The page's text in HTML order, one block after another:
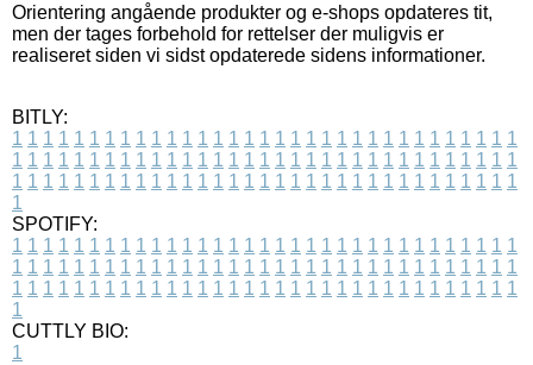
Orientering angående produkter og e-shops opdateres tit,
men der tages forbehold for rettelser der muligvis er
realiseret siden vi sidst opdaterede sidens informationer.
BITLY:
1 1 1 1 1 1 1 1 1 1 1 1 1 1 1 1 1 1 1 1 1 1 1 1 1 1 1 1 1 1 1 1 1
1 1 1 1 1 1 1 1 1 1 1 1 1 1 1 1 1 1 1 1 1 1 1 1 1 1 1 1 1 1 1 1 1
1 1 1 1 1 1 1 1 1 1 1 1 1 1 1 1 1 1 1 1 1 1 1 1 1 1 1 1 1 1 1 1 1
1
SPOTIFY:
1 1 1 1 1 1 1 1 1 1 1 1 1 1 1 1 1 1 1 1 1 1 1 1 1 1 1 1 1 1 1 1 1
1 1 1 1 1 1 1 1 1 1 1 1 1 1 1 1 1 1 1 1 1 1 1 1 1 1 1 1 1 1 1 1 1
1 1 1 1 1 1 1 1 1 1 1 1 1 1 1 1 1 1 1 1 1 1 1 1 1 1 1 1 1 1 1 1 1
1
CUTTLY BIO:
1